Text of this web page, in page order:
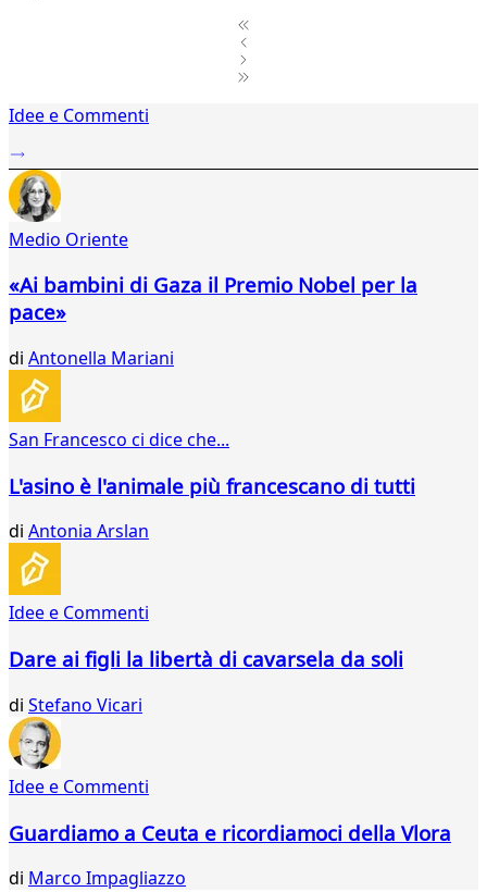
2Idee e Commenti
Medio Oriente
«Ai bambini di Gaza il Premio Nobel per la
pace»
di Antonella Mariani
San Francesco ci dice che...
L'asino è l'animale più francescano di tutti
di Antonia Arslan
Idee e Commenti
Dare ai figli la libertà di cavarsela da soli
di Stefano Vicari
Idee e Commenti
Guardiamo a Ceuta e ricordiamoci della Vlora
di Marco Impagliazzo